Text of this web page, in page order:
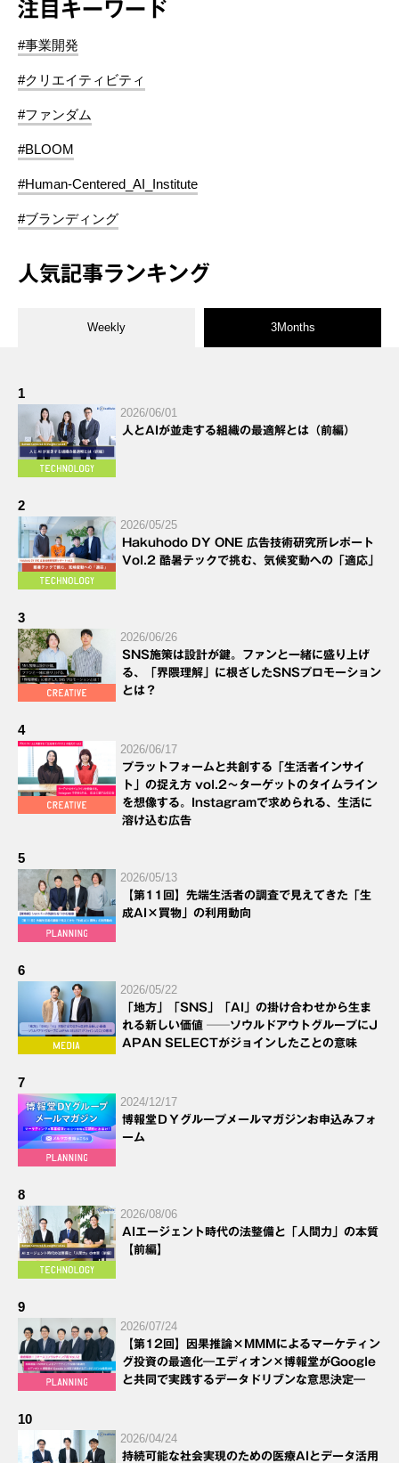
注目キーワード
#事業開発
#クリエイティビティ
#ファンダム
#BLOOM
#Human-Centered_AI_Institute
#ブランディング
人気記事ランキング
Weekly 3Months
1
2026/06/01
人とAIが並走する組織の最適解とは（前編）
2
2026/05/25
Hakuhodo DY ONE 広告技術研究所レポート
Vol.2 酷暑テックで挑む、気候変動への「適応」
3
2026/06/26
SNS施策は設計が鍵。ファンと一緒に盛り上げ
る、「界隈理解」に根ざしたSNSプロモーション
とは？
4
2026/06/17
プラットフォームと共創する「生活者インサイ
ト」の捉え方 vol.2～ターゲットのタイムライン
を想像する。Instagramで求められる、生活に
溶け込む広告
5
2026/05/13
【第11回】先端生活者の調査で見えてきた「生
成AI×買物」の利用動向
6
2026/05/22
「地方」「SNS」「AI」の掛け合わせから生ま
れる新しい価値 ──ソウルドアウトグループにJ
APAN SELECTがジョインしたことの意味
7
2024/12/17
博報堂ＤＹグループメールマガジンお申込みフォ
ーム
8
2026/08/06
AIエージェント時代の法整備と「人間力」の本質
【前編】
9
2026/07/24
【第12回】因果推論×MMMによるマーケティン
グ投資の最適化―エディオン×博報堂がGoogle
と共同で実践するデータドリブンな意思決定―
10
2026/04/24
持続可能な社会実現のための医療AIとデータ活用